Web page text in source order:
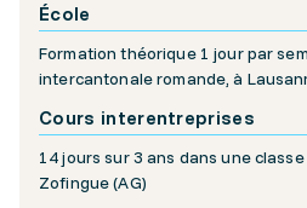
École
Formation théorique 1 jour par
intercantonale romande, à
Cours interentreprises
14 jours sur 3 ans dans une
Zofingue (AG)